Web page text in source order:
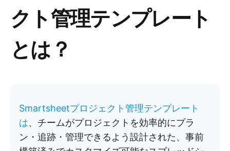
クト管理テンプレート
とは？
Smartsheetプロジェクト管理テンプレート
は、チームがプロジェクトを効率的にプラ
ン・追跡・管理できるよう設計された、事前